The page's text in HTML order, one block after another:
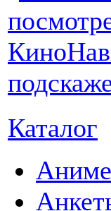
Каталог